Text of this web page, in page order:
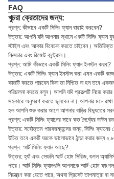
FAQ
খুচরা ক্রেতাদের জন্য:
প্রশ্ন: কীভাবে একটি সিলিং ফ্যান বাছাই করবেন?
উত্তর: আপনি যদি আপনার স্থানে একটি সিলিং ফ্যান
স্টাইল এবং আকার বিবেচনা করতে চাইবেন। অতিরিক্ত
ফিক্সচার এবং রিমোট কন্ট্রোল।
প্রশ্ন: আমি কীভাবে একটি সিলিং ফ্যান ইনস্টল করব?
উত্তর: একটি সিলিং ফ্যান ইনস্টল করা এমন একটি কাজ
কাজটি করতে পারবেন কিনা তা নিশ্চিত না হন তবে
পরিচালনা করতে বলুন। আপনি যদি প্রকল্পটি নিজে
সহকারে অনুসরণ করতে ভুলবেন না। আপনার মনে
হল আপনি শুরু করার আগে আপনার বাড়ির বিদ্যুতের
প্রশ্ন: একটি সিলিং ফ্যানের সাথে কত দৈর্ঘ্যের ডাউন
উত্তর: সর্বোত্তম পারফরম্যান্সের জন্য, সিলিং
উচিত তবে একটি ঘরকে ভালোভাবে ঠান্ডা করার জন্য
প্রশ্ন: স্মার্ট সিলিং ফ্যান আছে?
উত্তর: হ্যাঁ এবং সেগুলি স্মার্ট হোম সিরিজ, গুগল
পারে। স্মার্ট সিলিং ফ্যানগুলি আপনাকে স্মার্ট-হোম
নিয়ন্ত্রণ করা যেতে পারে, অথবা প্রিসেট তাপমাত্রা